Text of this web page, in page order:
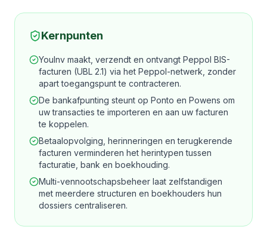
Kernpunten
YouInv maakt, verzendt en ontvangt Peppol BIS-
facturen (UBL 2.1) via het Peppol-netwerk, zonder
apart toegangspunt te contracteren.
De bankafpunting steunt op Ponto en Powens om
uw transacties te importeren en aan uw facturen
te koppelen.
Betaalopvolging, herinneringen en terugkerende
facturen verminderen het herintypen tussen
facturatie, bank en boekhouding.
Multi-vennootschapsbeheer laat zelfstandigen
met meerdere structuren en boekhouders hun
dossiers centraliseren.